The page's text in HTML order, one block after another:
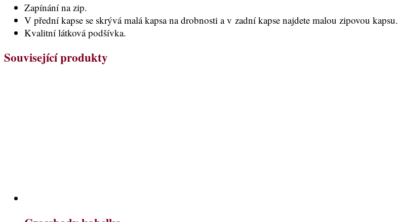
Zapínání na zip.
V přední kapse se skrývá malá kapsa na drobnosti a v zadní kapse najdete malou zipovou kapsu.
Kvalitní látková podšívka.
Související produkty